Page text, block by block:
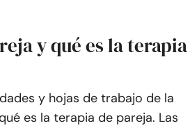
y qué es la terapia
y hojas de trabajo de la
es la terapia de pareja. Las